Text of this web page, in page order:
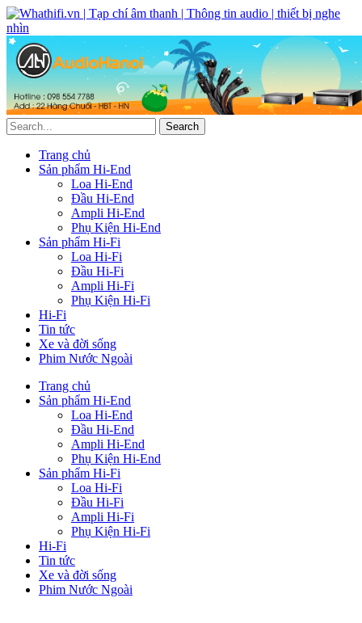
Trang chủ
Sản phẩm Hi-End
Loa Hi-End
Đầu Hi-End
Ampli Hi-End
Phụ Kiện Hi-End
Sản phẩm Hi-Fi
Loa Hi-Fi
Đầu Hi-Fi
Ampli Hi-Fi
Phụ Kiện Hi-Fi
Hi-Fi
Tin tức
Xe và đời sống
Phim Nước Ngoài
Trang chủ
Sản phẩm Hi-End
Loa Hi-End
Đầu Hi-End
Ampli Hi-End
Phụ Kiện Hi-End
Sản phẩm Hi-Fi
Loa Hi-Fi
Đầu Hi-Fi
Ampli Hi-Fi
Phụ Kiện Hi-Fi
Hi-Fi
Tin tức
Xe và đời sống
Phim Nước Ngoài